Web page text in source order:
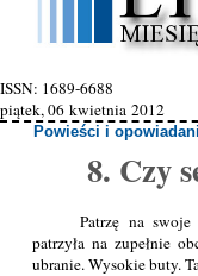
ISSN: 1689-6688
piątek, 06 kwietnia 2012
Powieści i
8. Czy
Patrzę na
patrzyła na zupełnie
ubranie. Wysokie buty.